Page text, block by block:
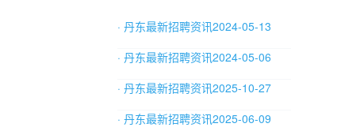
· 丹东最新招聘资讯2024-05-13
· 丹东最新招聘资讯2024-05-06
· 丹东最新招聘资讯2025-10-27
· 丹东最新招聘资讯2025-06-09